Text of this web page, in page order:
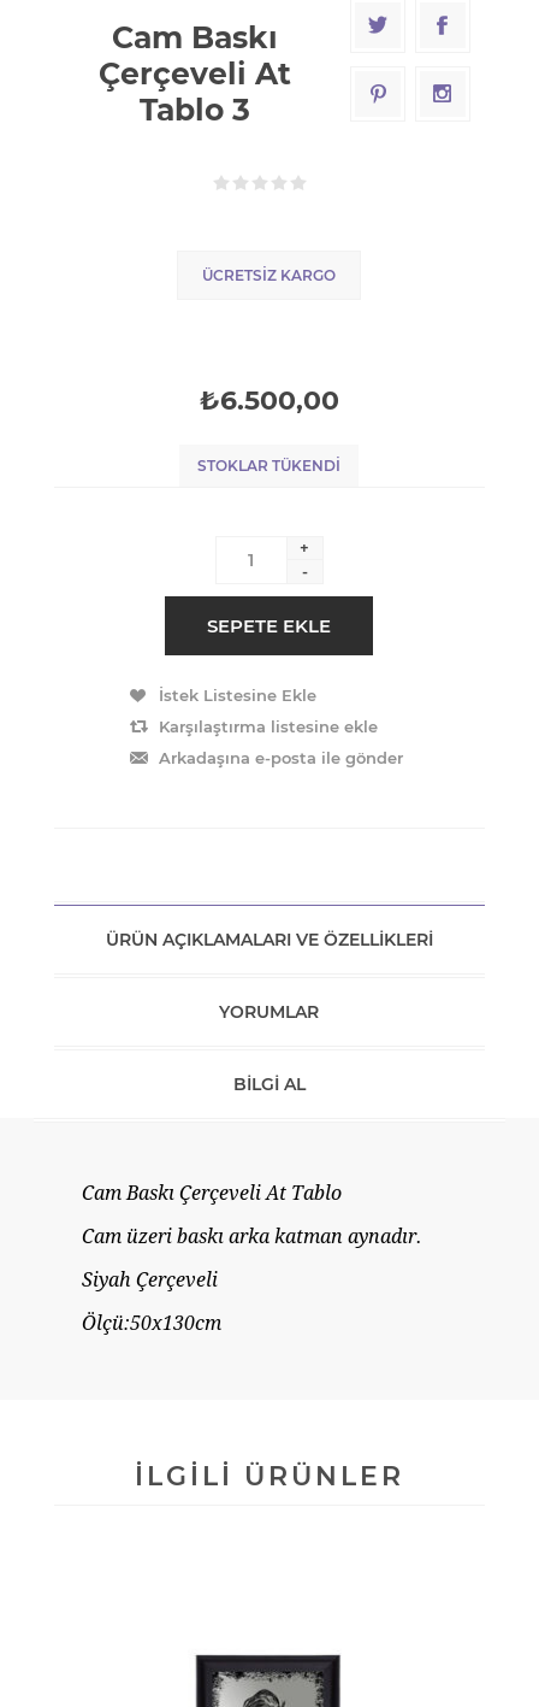
Cam Baskı
Çerçeveli At
Tablo 3
ÜCRETSIZ KARGO
₺6.500,00
STOKLAR TÜKENDI
+
-
ÜRÜN AÇIKLAMALARI VE ÖZELLIKLERI
YORUMLAR
BILGI AL
Cam Baskı Çerçeveli At Tablo
Cam üzeri baskı arka katman aynadır.
Siyah Çerçeveli
Ölçü:50x130cm
İLGILI ÜRÜNLER